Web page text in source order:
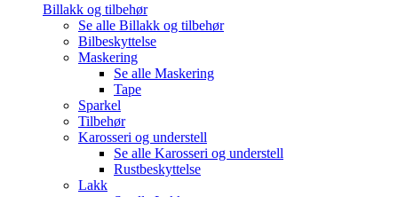
Billakk og tilbehør
Se alle Billakk og tilbehør
Bilbeskyttelse
Maskering
Se alle Maskering
Tape
Sparkel
Tilbehør
Karosseri og understell
Se alle Karosseri og understell
Rustbeskyttelse
Lakk